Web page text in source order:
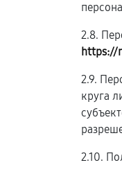
2.8.
https://
2.9.
круга
2.10.